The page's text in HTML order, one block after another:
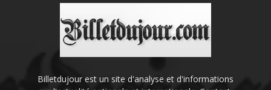
Billetdujour est un site d'analyse et d'informations